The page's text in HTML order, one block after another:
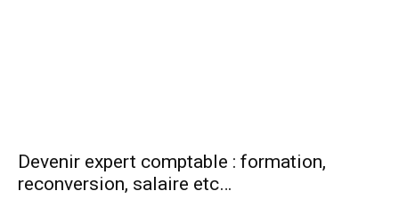
Devenir expert comptable : formation,
reconversion, salaire etc…